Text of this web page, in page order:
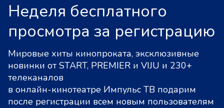
Неделя бесплатного
просмотра за регистрацию
Мировые хиты кинопроката, эксклюзивные
новинки от START, PREMIER и VIJU и 230+
телеканалов
в онлайн-кинотеатре Импульс ТВ подарим
после регистрации всем новым пользователям